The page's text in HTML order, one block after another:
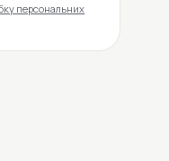
персональних